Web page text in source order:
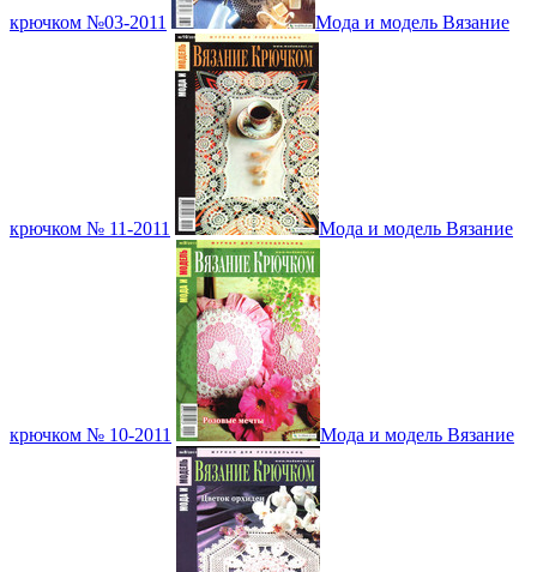
крючком №03-2011 Мода и модель Вязание
крючком № 11-2011 Мода и модель Вязание
крючком № 10-2011 Мода и модель Вязание